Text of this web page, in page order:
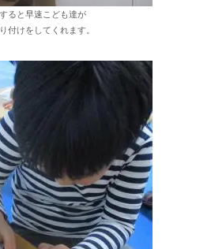
ると早速こども達が
付けをしてくれます。